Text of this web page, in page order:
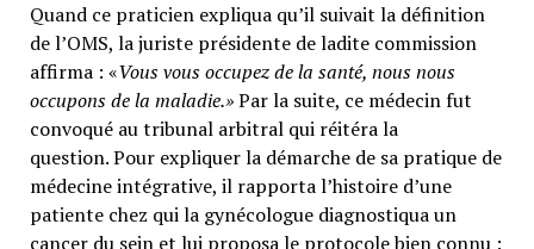
Quand ce praticien expliqua qu’il suivait la définition
de l’OMS, la juriste présidente de ladite commission
affirma : «Vous vous occupez de la santé, nous nous
occupons de la maladie.»Par la suite, ce médecin fut
convoqué au tribunal arbitral qui réitéra la
question. Pour expliquer la démarche de sa pratique de
médecine intégrative, il rapporta l’histoire d’une
patiente chez qui la gynécologue diagnostiqua un
cancer du sein et lui proposa le protocole bien connu :